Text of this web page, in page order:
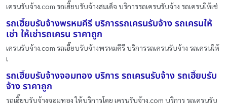
เครนรับจ้าง.com รถเฮี๊ยบรับจ้างสมเด็จ บริการรถเครนรับจ้าง รถเครนให้เช่
รถเฮี๊ยบรับจ้างพรหมคีรี บริการรถเครนรับจ้าง รถเครนให้
เช่า ให้เช่ารถเครน ราคาถูก
เครนรับจ้าง.com รถเฮี๊ยบรับจ้างพรหมคีรี บริการรถเครนรับจ้าง รถเครนให้
เ
รถเฮี๊ยบรับจ้างจอมทอง บริการ รถเครนรับจ้าง รถเฮี๊ยบรับ
จ้าง ราคาถูก
รถเฮี๊ยบรับจ้างจอมทอง ให้บริการโดย เครนรับจ้าง.com บริการ รถเครนรับ